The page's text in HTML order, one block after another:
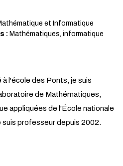
et Informatique
: Mathématiques, informatique
à l'école des Ponts, je suis
de Mathématiques,
appliquées de l'École nationale
professeur depuis 2002.